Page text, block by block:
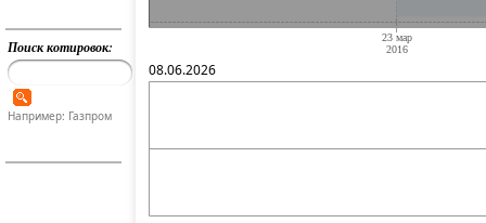
Поиск котировок:
Например: Газпром
08.06.2026